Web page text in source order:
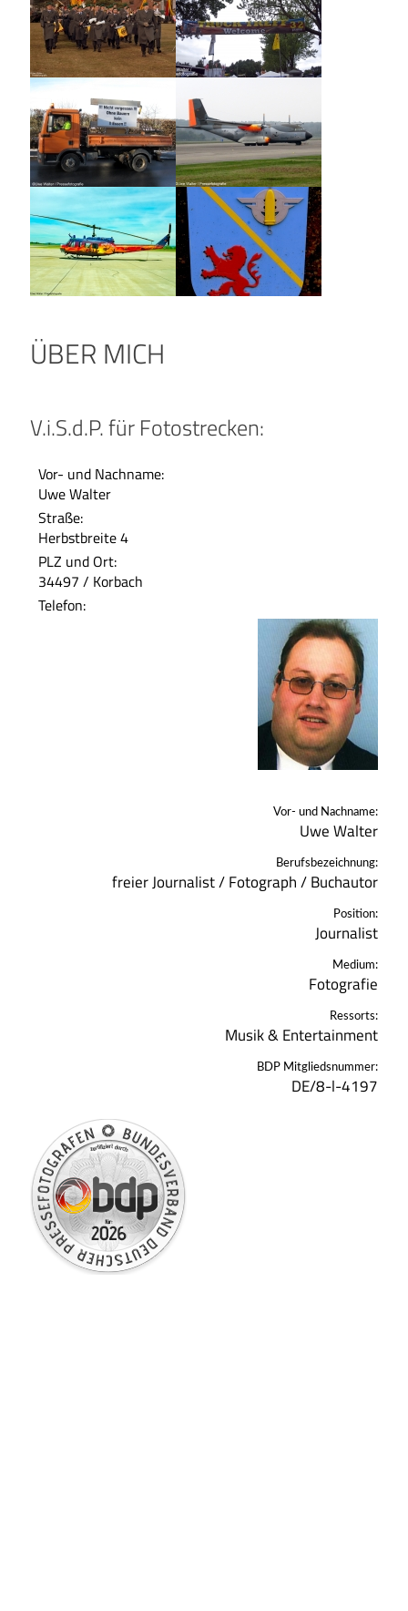
ÜBER MICH
V.i.S.d.P. für Fotostrecken:
Vor- und Nachname:
Uwe Walter
Straße:
Herbstbreite 4
PLZ und Ort:
34497 / Korbach
Telefon:
Vor- und Nachname:
Uwe Walter
Berufsbezeichnung:
freier Journalist / Fotograph / Buchautor
Position:
Journalist
Medium:
Fotografie
Ressorts:
Musik & Entertainment
BDP Mitgliedsnummer:
DE/8-l-4197